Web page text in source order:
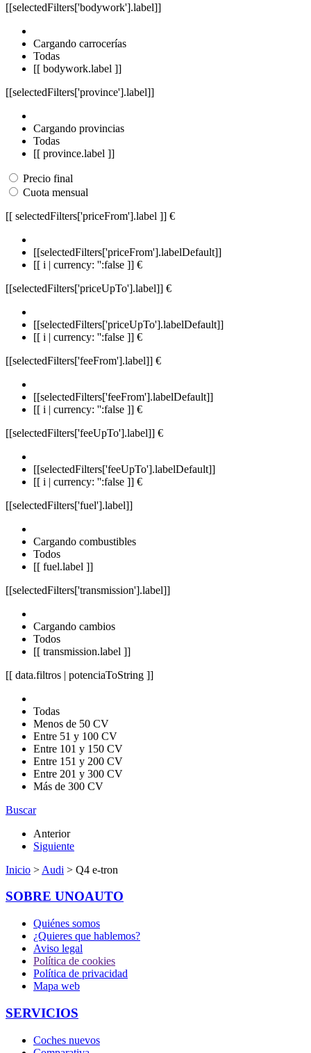
[[selectedFilters['bodywork'].label]]
Cargando carrocerías
Todas
[[ bodywork.label ]]
[[selectedFilters['province'].label]]
Cargando provincias
Todas
[[ province.label ]]
Precio final
Cuota mensual
[[ selectedFilters['priceFrom'].label ]] €
[[selectedFilters['priceFrom'].labelDefault]]
[[ i | currency: '':false ]] €
[[selectedFilters['priceUpTo'].label]] €
[[selectedFilters['priceUpTo'].labelDefault]]
[[ i | currency: '':false ]] €
[[selectedFilters['feeFrom'].label]] €
[[selectedFilters['feeFrom'].labelDefault]]
[[ i | currency: '':false ]] €
[[selectedFilters['feeUpTo'].label]] €
[[selectedFilters['feeUpTo'].labelDefault]]
[[ i | currency: '':false ]] €
[[selectedFilters['fuel'].label]]
Cargando combustibles
Todos
[[ fuel.label ]]
[[selectedFilters['transmission'].label]]
Cargando cambios
Todos
[[ transmission.label ]]
[[ data.filtros | potenciaToString ]]
Todas
Menos de 50 CV
Entre 51 y 100 CV
Entre 101 y 150 CV
Entre 151 y 200 CV
Entre 201 y 300 CV
Más de 300 CV
Buscar
Anterior
Siguiente
Inicio > Audi > Q4 e-tron
SOBRE UNOAUTO
Quiénes somos
¿Quieres que hablemos?
Aviso legal
Política de cookies
Política de privacidad
Mapa web
SERVICIOS
Coches nuevos